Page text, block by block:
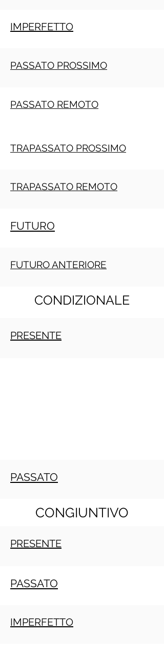
IMPERFETTO
PASSATO PROSSIMO
PASSATO REMOTO
TRAPASSATO PROSSIMO
TRAPASSATO REMOTO
FUTURO
FUTURO ANTERIORE
CONDIZIONALE
PRESENTE
PASSATO
CONGIUNTIVO
PRESENTE
PASSATO
IMPERFETTO